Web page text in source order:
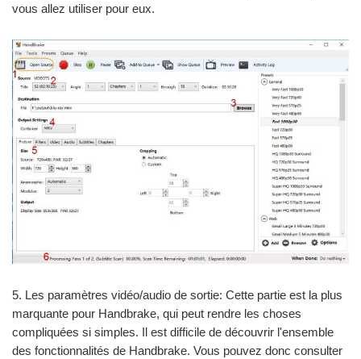
vous allez utiliser pour eux.
5. Les paramètres vidéo/audio de sortie: Cette partie est la plus
marquante pour Handbrake, qui peut rendre les choses
compliquées si simples. Il est difficile de découvrir l'ensemble
des fonctionnalités de Handbrake. Vous pouvez donc consulter